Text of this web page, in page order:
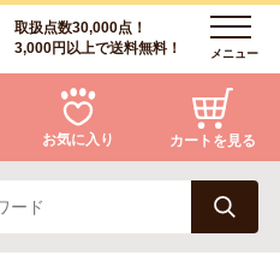
取扱点数30,000点！
3,000円以上で送料無料！
メニュー
猫
お気に入り カートを見る